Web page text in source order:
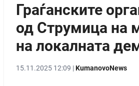
Граѓанските
од Струмица на
на локалната
15.11.2025 12:09 |KumanovoNews